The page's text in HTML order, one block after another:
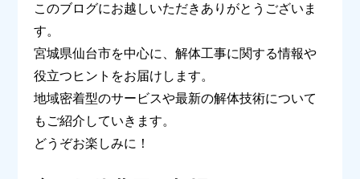
このブログにお越しいただきありがとうございま
す。
宮城県仙台市を中心に、解体工事に関する情報や
役立つヒントをお届けします。
地域密着型のサービスや最新の解体技術について
もご紹介していきます。
どうぞお楽しみに！